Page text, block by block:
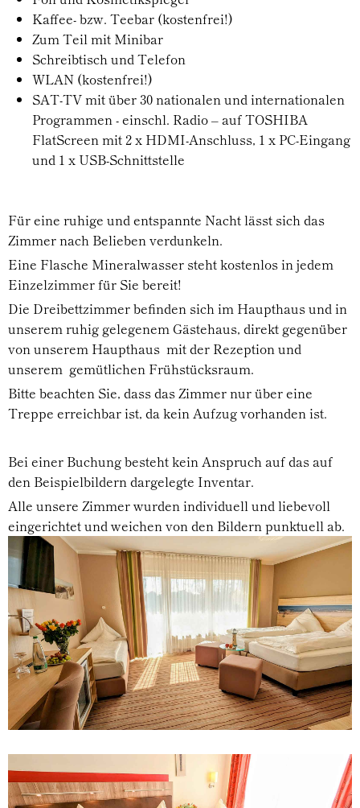
Kaffee- bzw. Teebar (kostenfrei!)
Zum Teil mit Minibar
Schreibtisch und Telefon
WLAN (kostenfrei!)
SAT-TV mit über 30 nationalen und internationalen
Programmen - einschl. Radio – auf TOSHIBA
FlatScreen mit 2 x HDMI-Anschluss, 1 x PC-Eingang
und 1 x USB-Schnittstelle
Für eine ruhige und entspannte Nacht lässt sich das
Zimmer nach Belieben verdunkeln.
Eine Flasche Mineralwasser steht kostenlos in jedem
Einzelzimmer für Sie bereit!
Die Dreibettzimmer befinden sich im Haupthaus und in
unserem ruhig gelegenem Gästehaus, direkt gegenüber
von unserem Haupthaus mit der Rezeption und
unserem gemütlichen Frühstücksraum.
Bitte beachten Sie, dass das Zimmer nur über eine
Treppe erreichbar ist, da kein Aufzug vorhanden ist.
Bei einer Buchung besteht kein Anspruch auf das auf
den Beispielbildern dargelegte Inventar.
Alle unsere Zimmer wurden individuell und liebevoll
eingerichtet und weichen von den Bildern punktuell ab.